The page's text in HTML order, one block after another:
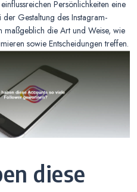
Persönlichkeiten eine
Gestaltung des Instagram-
maßgeblich die Art und Weise, wie
sowie Entscheidungen treffen.
diese